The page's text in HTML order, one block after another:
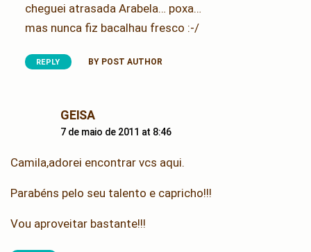
cheguei atrasada Arabela… poxa…
mas nunca fiz bacalhau fresco :-/
REPLY BY POST AUTHOR
GEISAsays:
7 de maio de 2011 at 8:46
Camila,adorei encontrar vcs aqui.
Parabéns pelo seu talento e capricho!!!
Vou aproveitar bastante!!!